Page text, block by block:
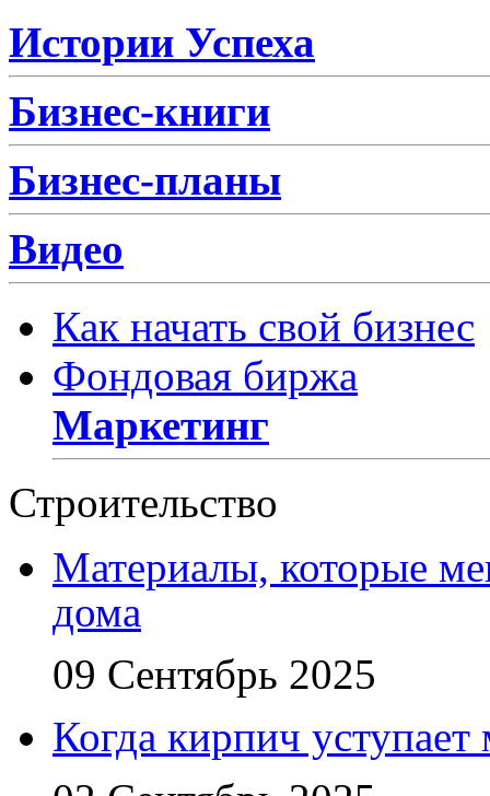
Истории Успеха
Бизнес-книги
Бизнес-планы
Видео
Как начать свой бизнес
Фондовая биржа
Маркетинг
Строительство
Материалы, которые
дома
09 Сентябрь 2025
Когда кирпич